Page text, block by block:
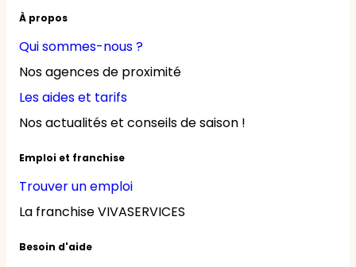
À propos
Qui sommes-nous ?
Nos agences de proximité
Les aides et tarifs
Nos actualités et conseils de saison !
Emploi et franchise
Trouver un emploi
La franchise VIVASERVICES
Besoin d'aide